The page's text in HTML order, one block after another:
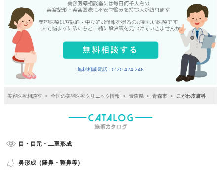
無料相談電話：0120-424-246
美容医療相談室 > 全国の美容医療クリニック情報 > 青森県 > 青森市 > こがわ皮膚科
目・目元・二重形成
鼻形成（隆鼻・整鼻等）